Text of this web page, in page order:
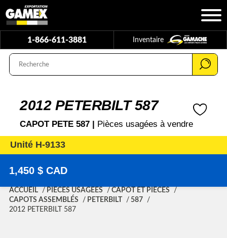
1-866-611-3881 Inventaire
2012 PETERBILT 587
CAPOT PETE 587 | Pièces usagées à vendre
Unité H-9133
1,450 $ CAD
ACCUEIL PIÈCES USAGÉES
CAPOT ET PIÈCES
CAPOTS ASSEMBLÉS
PETERBILT
587
2012 PETERBILT 587